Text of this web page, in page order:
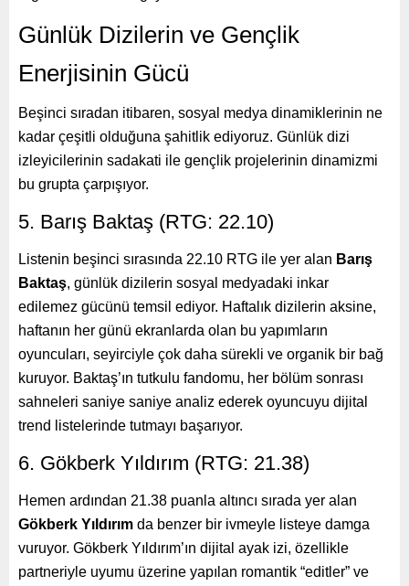
Günlük Dizilerin ve Gençlik
Enerjisinin Gücü
Beşinci sıradan itibaren, sosyal medya dinamiklerinin ne
kadar çeşitli olduğuna şahitlik ediyoruz. Günlük dizi
izleyicilerinin sadakati ile gençlik projelerinin dinamizmi
bu grupta çarpışıyor.
5. Barış Baktaş (RTG: 22.10)
Listenin beşinci sırasında 22.10 RTG ile yer alan Barış
Baktaş, günlük dizilerin sosyal medyadaki inkar
edilemez gücünü temsil ediyor. Haftalık dizilerin aksine,
haftanın her günü ekranlarda olan bu yapımların
oyuncuları, seyirciyle çok daha sürekli ve organik bir bağ
kuruyor. Baktaş’ın tutkulu fandomu, her bölüm sonrası
sahneleri saniye saniye analiz ederek oyuncuyu dijital
trend listelerinde tutmayı başarıyor.
6. Gökberk Yıldırım (RTG: 21.38)
Hemen ardından 21.38 puanla altıncı sırada yer alan
Gökberk Yıldırım da benzer bir ivmeyle listeye damga
vuruyor. Gökberk Yıldırım’ın dijital ayak izi, özellikle
partneriyle uyumu üzerine yapılan romantik “editler” ve